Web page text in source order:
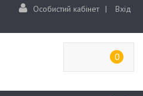
Особистий кабінет | Вхід
0